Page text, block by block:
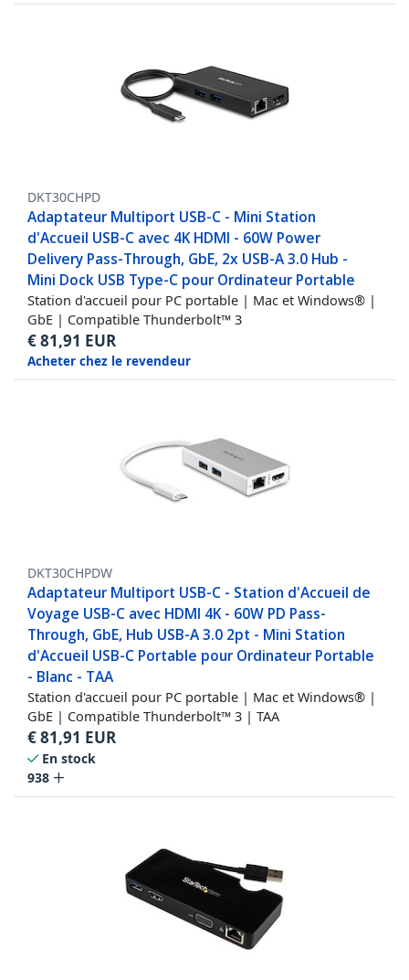
DKT30CHPD
Adaptateur Multiport USB-C - Mini Station
d'Accueil USB-C avec 4K HDMI - 60W Power
Delivery Pass-Through, GbE, 2x USB-A 3.0 Hub -
Mini Dock USB Type-C pour Ordinateur Portable
Station d'accueil pour PC portable | Mac et Windows® |
GbE | Compatible Thunderbolt™ 3
€81,91 EUR
Acheter chez le revendeur
DKT30CHPDW
Adaptateur Multiport USB-C - Station d'Accueil de
Voyage USB-C avec HDMI 4K - 60W PD Pass-
Through, GbE, Hub USB-A 3.0 2pt - Mini Station
d'Accueil USB-C Portable pour Ordinateur Portable
- Blanc - TAA
Station d'accueil pour PC portable | Mac et Windows® |
GbE | Compatible Thunderbolt™ 3 | TAA
€81,91 EUR
En stock
938